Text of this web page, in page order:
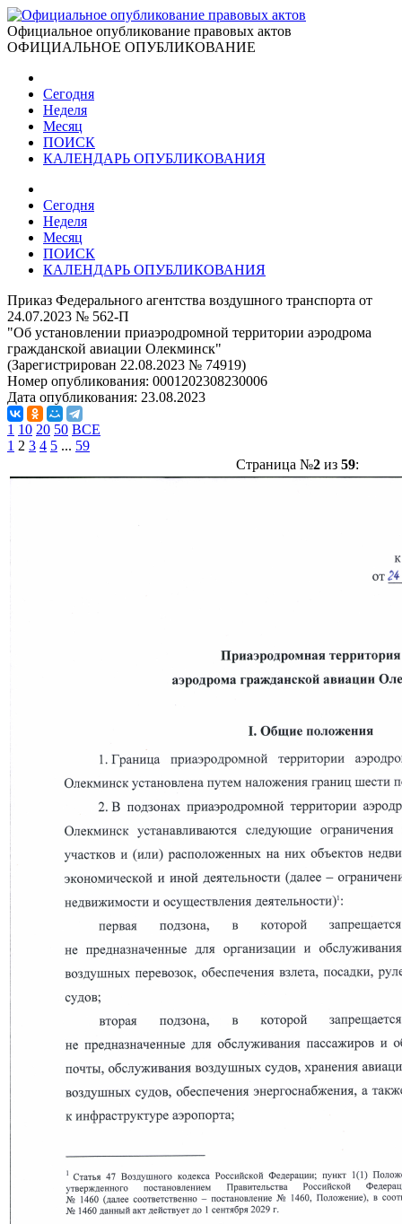
Официальное опубликование правовых актов
ОФИЦИАЛЬНОЕ ОПУБЛИКОВАНИЕ
Сегодня
Неделя
Месяц
ПОИСК
КАЛЕНДАРЬ ОПУБЛИКОВАНИЯ
Сегодня
Неделя
Месяц
ПОИСК
КАЛЕНДАРЬ ОПУБЛИКОВАНИЯ
Приказ Федерального агентства воздушного транспорта от
24.07.2023 № 562-П
"Об установлении приаэродромной территории аэродрома
гражданской авиации Олекминск"
(Зарегистрирован 22.08.2023 № 74919)
Номер опубликования: 0001202308230006
Дата опубликования: 23.08.2023
1 10 20 50 ВСЕ
1 2 3 4 5 ... 59
Страница №2из 59: